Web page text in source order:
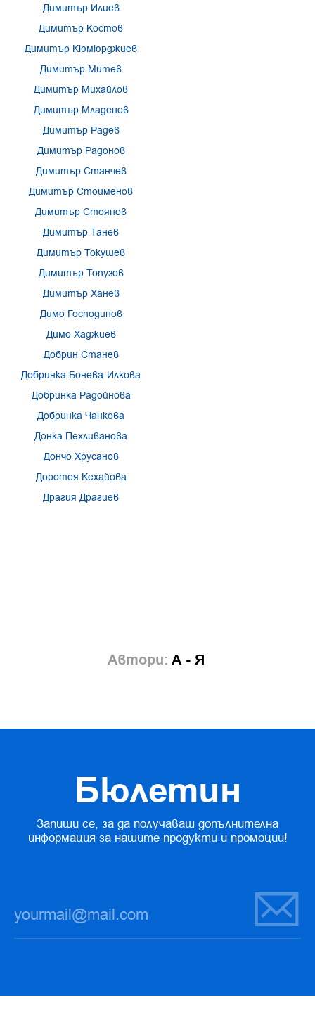
Димитър Илиев
Димитър Костов
Димитър Кюмюрджиев
Димитър Митев
Димитър Михайлов
Димитър Младенов
Димитър Радев
Димитър Радонов
Димитър Станчев
Димитър Стоименов
Димитър Стоянов
Димитър Танев
Димитър Токушев
Димитър Топузов
Димитър Ханев
Димо Господинов
Димо Хаджиев
Добрин Станев
Добринка Бонева-Илкова
Добринка Радойнова
Добринка Чанкова
Донка Пехливанова
Дончо Хрусанов
Доротея Кехайова
Драгия Драгиев
Автори: А - Я
Бюлетин
Запиши се, за да получаваш допълнителна
информация за нашите продукти и промоции!